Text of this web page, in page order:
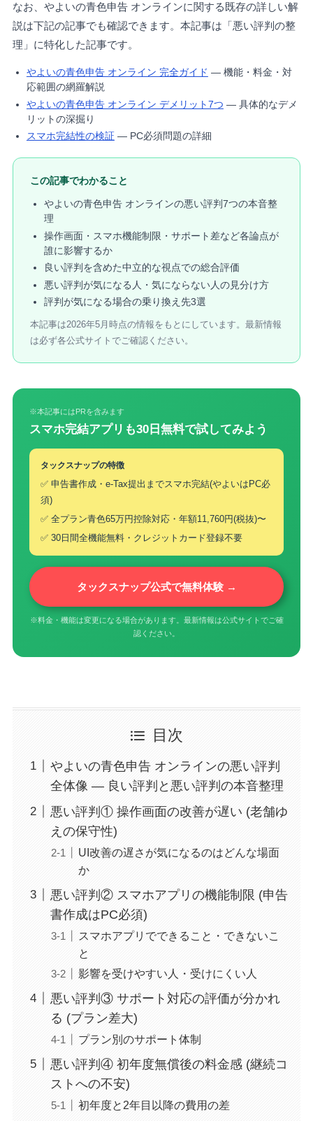
なお、やよいの青色申告 オンラインに関する既存の詳しい解
説は下記の記事でも確認できます。本記事は「悪い評判の整
理」に特化した記事です。
やよいの青色申告 オンライン 完全ガイド — 機能・料金・対
応範囲の網羅解説
やよいの青色申告 オンライン デメリット7つ — 具体的なデメ
リットの深掘り
スマホ完結性の検証— PC必須問題の詳細
この記事でわかること
やよいの青色申告 オンラインの悪い評判7つの本音整
理
操作画面・スマホ機能制限・サポート差など各論点が
誰に影響するか
良い評判を含めた中立的な視点での総合評価
悪い評判が気になる人・気にならない人の見分け方
評判が気になる場合の乗り換え先3選
本記事は2026年5月時点の情報をもとにしています。最新情報
は必ず各公式サイトでご確認ください。
※本記事にはPRを含みます
スマホ完結アプリも30日無料で試してみよう
タックスナップの特徴
✅ 申告書作成・e-Tax提出までスマホ完結(やよいはPC必
須)
✅ 全プラン青色65万円控除対応・年額11,760円(税抜)〜
✅ 30日間全機能無料・クレジットカード登録不要
タックスナップ公式で無料体験 →
※料金・機能は変更になる場合があります。最新情報は公式サイトでご確
認ください。
目次
やよいの青色申告 オンラインの悪い評判
全体像 — 良い評判と悪い評判の本音整理
悪い評判① 操作画面の改善が遅い (老舗ゆ
えの保守性)
UI改善の遅さが気になるのはどんな場面
か
悪い評判② スマホアプリの機能制限 (申告
書作成はPC必須)
スマホアプリでできること・できないこ
と
影響を受けやすい人・受けにくい人
悪い評判③ サポート対応の評価が分かれ
る (プラン差大)
プラン別のサポート体制
悪い評判④ 初年度無償後の料金感 (継続コ
ストへの不安)
初年度と2年目以降の費用の差